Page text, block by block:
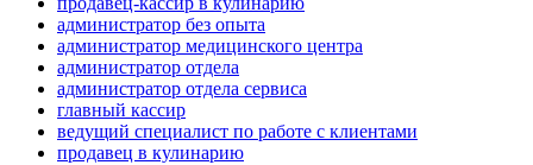
администратор без опыта
администратор медицинского центра
администратор отдела
администратор отдела сервиса
главный кассир
ведущий специалист по работе с клиентами
продавец в кулинарию